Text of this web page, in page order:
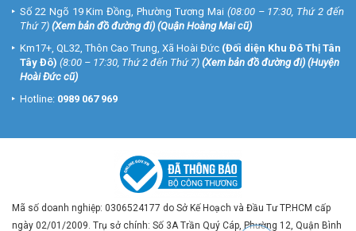
Số 22 Ngõ 19 Kim Đồng, Phường Tương Mai (08:00 – 17:30, Thứ 2 đến
Thứ 7) (Xem bản đồ đường đi) (Quận Hoàng Mai cũ)
Km17+, QL32, Thôn Cao Trung, Xã Hoài Đức (Đối diện Khu Đô Thị Tân
Tây Đô) (8:00 – 17:30, Thứ 2 đến Thứ 7) (Xem bản đồ đường đi) (Huyện
Hoài Đức cũ)
Hotline: 0989 067 969
Mã số doanh nghiệp: 0306524177 do Sở Kế Hoạch và Đầu Tư TP.HCM cấp
ngày 02/01/2009. Trụ sở chính: Số 3A Trần Quý Cáp, Phường 12, Quận Bình